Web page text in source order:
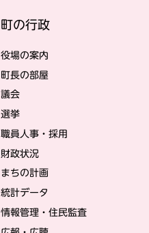
町の行政
役場の案内
町長の部屋
議会
選挙
職員人事・採用
財政状況
まちの計画
統計データ
情報管理・住民監査